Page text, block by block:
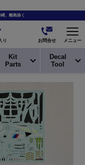
、離島除く
り お問合せ メニュー
Kit
Parts
Decal
Tool